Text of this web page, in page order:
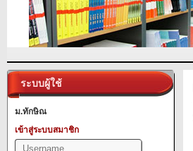
ระบบผู้ใช้
ม.ทักษิณ
เข้าสู่ระบบสมาชิก